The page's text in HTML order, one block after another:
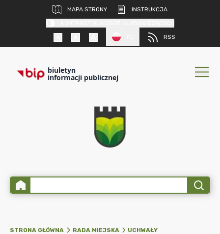
MAPA STRONY
INSTRUKCJA
RSS
biuletyn
informacji publicznej
STRONA GŁÓWNA RADA MIEJSKA
UCHWAŁY